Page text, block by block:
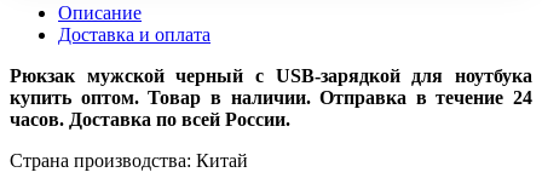
Описание
Доставка и оплата
Рюкзак мужской черный с USB-зарядкой для ноутбука
купить оптом. Товар в наличии. Отправка в течение 24
часов. Доставка по всей России.
Страна производства: Китай